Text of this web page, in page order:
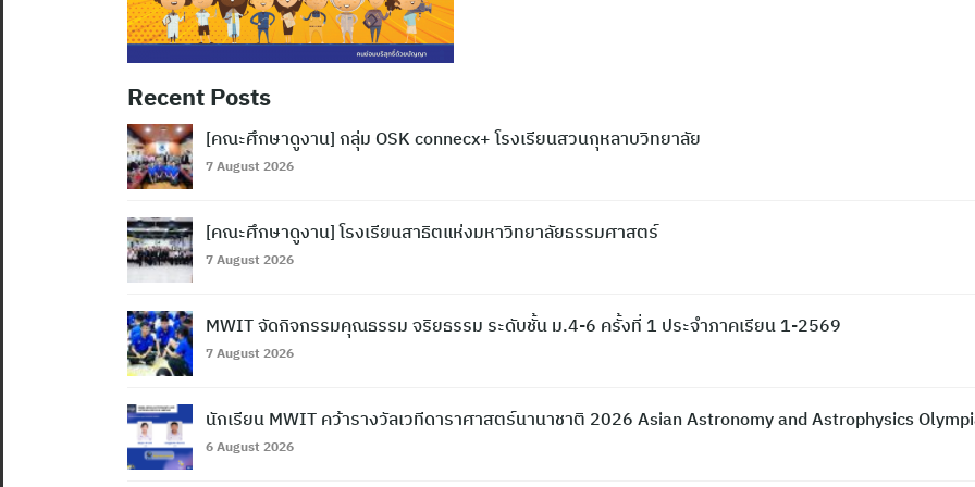
Recent Posts
[คณะศึกษาดูงาน] กลุ่ม OSK connecx+ โรงเรียนสวนกุหลาบวิทยาลัย
7 August 2026
[คณะศึกษาดูงาน] โรงเรียนสาธิตแห่งมหาวิทยาลัยธรรมศาสตร์
7 August 2026
MWIT จัดกิจกรรมคุณธรรม จริยธรรม ระดับชั้น ม.4-6 ครั้งที่ 1 ประจำภาคเรียน 1-2569
7 August 2026
นักเรียน MWIT คว้ารางวัลเวทีดาราศาสตร์นานาชาติ 2026 Asian Astronomy and Astrophysics
6 August 2026